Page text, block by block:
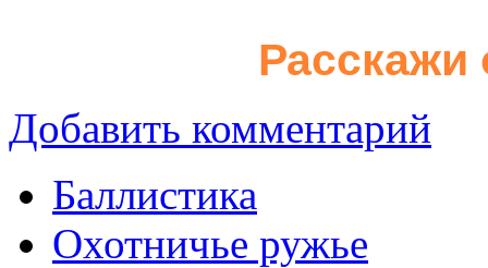
Расскажи
Добавить комментарий
Баллистика
Охотничье ружье